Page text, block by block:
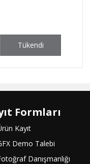
Tükendi
Formları
Kayıt
Demo Talebi
Danışmanlığı